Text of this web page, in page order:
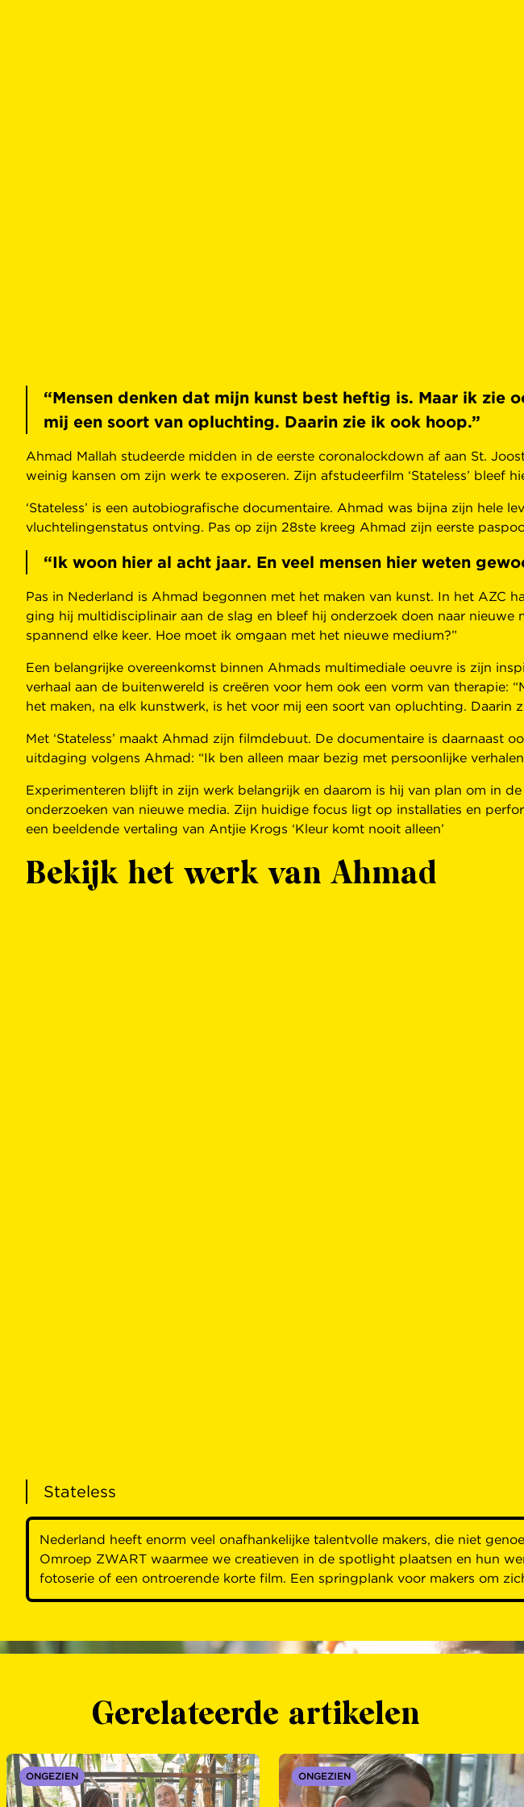
“Mensen denken dat mijn kunst best heftig is. Maar ik zie
mij een soort van opluchting. Daarin zie ik ook hoop.”
Ahmad Mallah studeerde midden in de eerste coronalockdown af aan St.
weinig kansen om zijn werk te exposeren. Zijn afstudeerfilm ‘Stateless’ bleef
‘Stateless’ is een autobiografische documentaire. Ahmad was bijna zijn hele
vluchtelingenstatus ontving. Pas op zijn 28ste kreeg Ahmad zijn eerste
“Ik woon hier al acht jaar. En veel mensen hier weten
Pas in Nederland is Ahmad begonnen met het maken van kunst. In het AZC
ging hij multidisciplinair aan de slag en bleef hij onderzoek doen naar nieuwe
spannend elke keer. Hoe moet ik omgaan met het nieuwe medium?”
Een belangrijke overeenkomst binnen Ahmads multimediale oeuvre is zijn
verhaal aan de buitenwereld is creëren voor hem ook een vorm van
het maken, na elk kunstwerk, is het voor mij een soort van opluchting. Daarin
Met ‘Stateless’ maakt Ahmad zijn filmdebuut. De documentaire is daarnaast
uitdaging volgens Ahmad: “Ik ben alleen maar bezig met persoonlijke
Experimenteren blijft in zijn werk belangrijk en daarom is hij van plan om in
onderzoeken van nieuwe media. Zijn huidige focus ligt op installaties en
een beeldende vertaling van Antjie Krogs ‘Kleur komt nooit alleen’
Bekijk het werk van Ahmad
Stateless
Nederland heeft enorm veel onafhankelijke talentvolle makers, die niet
Omroep ZWART waarmee we creatieven in de spotlight plaatsen en hun
fotoserie of een ontroerende korte film. Een springplank voor makers om
Gerelateerde artikelen
ONGEZIEN ONGEZIEN